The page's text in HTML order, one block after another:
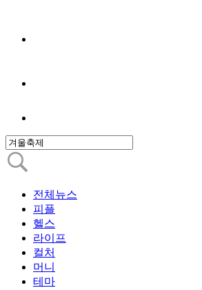
전체뉴스
피플
헬스
라이프
컬처
머니
테마